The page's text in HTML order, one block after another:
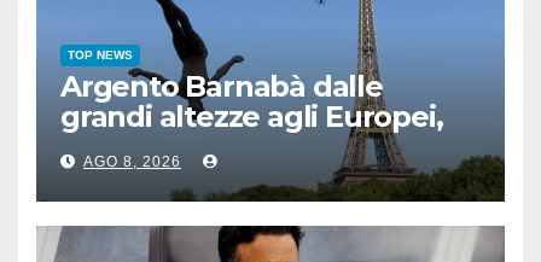
TOP NEWS
Argento Barnabà dalle
grandi altezze agli Europei,
bis azzurro dopo Cosetti
AGO 8, 2026